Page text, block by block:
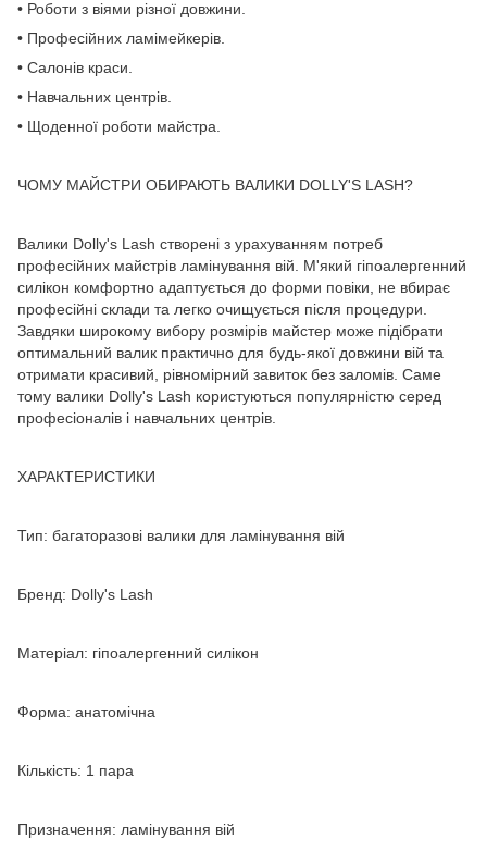
• Роботи з віями різної довжини.
• Професійних ламімейкерів.
• Салонів краси.
• Навчальних центрів.
• Щоденної роботи майстра.
ЧОМУ МАЙСТРИ ОБИРАЮТЬ ВАЛИКИ DOLLY'S LASH?
Валики Dolly's Lash створені з урахуванням потреб
професійних майстрів ламінування вій. М'який гіпоалергенний
силікон комфортно адаптується до форми повіки, не вбирає
професійні склади та легко очищується після процедури.
Завдяки широкому вибору розмірів майстер може підібрати
оптимальний валик практично для будь-якої довжини вій та
отримати красивий, рівномірний завиток без заломів. Саме
тому валики Dolly's Lash користуються популярністю серед
професіоналів і навчальних центрів.
ХАРАКТЕРИСТИКИ
Тип: багаторазові валики для ламінування вій
Бренд: Dolly's Lash
Матеріал: гіпоалергенний силікон
Форма: анатомічна
Кількість: 1 пара
Призначення: ламінування вій